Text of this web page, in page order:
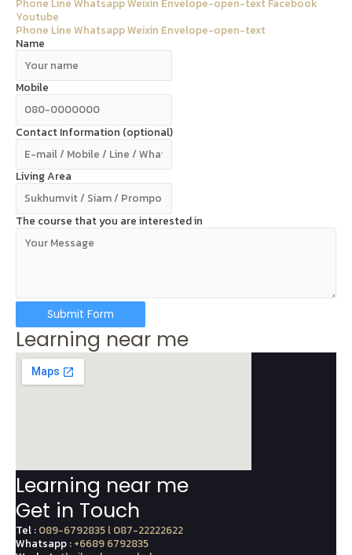
Youtube
Phone Line WhatsappWeixin Envelope-open-text
Name
Mobile
Contact Information (optional)
Living Area
The course that you are interested in
Submit Form
Learning near me
Learning near me
Get in Touch
Tel : 089-6792835 l 087-22222622
Whatsapp : +6689 6792835